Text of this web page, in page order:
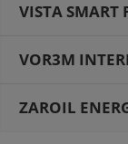
VISTA SMART
VOR3M
ZAROIL